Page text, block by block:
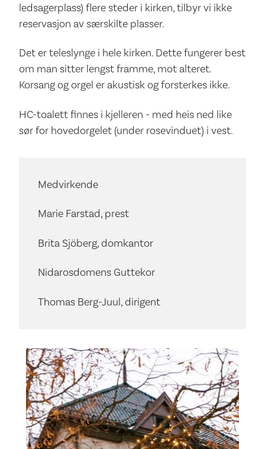
ledsagerplass) flere steder i kirken, tilbyr vi ikke
reservasjon av særskilte plasser.
Det er teleslynge i hele kirken. Dette fungerer best
om man sitter lengst framme, mot alteret.
Korsang og orgel er akustisk og forsterkes ikke.
HC-toalett finnes i kjelleren - med heis ned like
sør for hovedorgelet (under rosevinduet) i vest.
Medvirkende
Marie Farstad, prest
Brita Sjöberg, domkantor
Nidarosdomens Guttekor
Thomas Berg-Juul, dirigent